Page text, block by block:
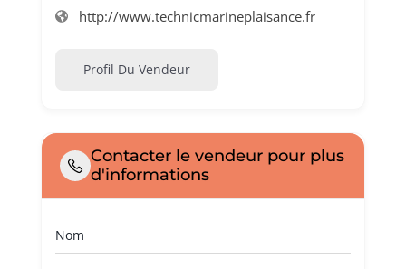
http://www.technicmarineplaisance.fr
Profil Du Vendeur
Contacter le vendeur pour plus
d'informations